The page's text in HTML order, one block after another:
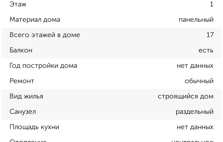
Этаж 1
Материал дома панельный
Всего этажей в доме 17
Балкон есть
Год постройки дома нет данных
Ремонт обычный
Вид жилья строящийся дом
Санузел раздельный
Площадь кухни нет данных